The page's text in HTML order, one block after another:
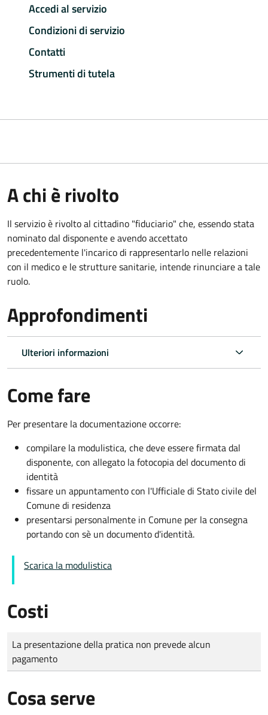
Accedi al servizio
Condizioni di servizio
Contatti
Strumenti di tutela
A chi è rivolto
Il servizio è rivolto al cittadino "fiduciario" che, essendo stata
nominato dal disponente e avendo accettato
precedentemente l'incarico di rappresentarlo nelle relazioni
con il medico e le strutture sanitarie, intende rinunciare a tale
ruolo.
Approfondimenti
Ulteriori informazioni
Come fare
Per presentare la documentazione occorre:
compilare la modulistica, che deve essere firmata dal
disponente, con allegato la fotocopia del documento di
identità
fissare un appuntamento con l'Ufficiale di Stato civile del
Comune di residenza
presentarsi personalmente in Comune per la consegna
portando con sè un documento d'identità.
Scarica la modulistica
Costi
Tipo di pagamento
Importo
La presentazione della pratica non prevede alcun
pagamento
Cosa serve